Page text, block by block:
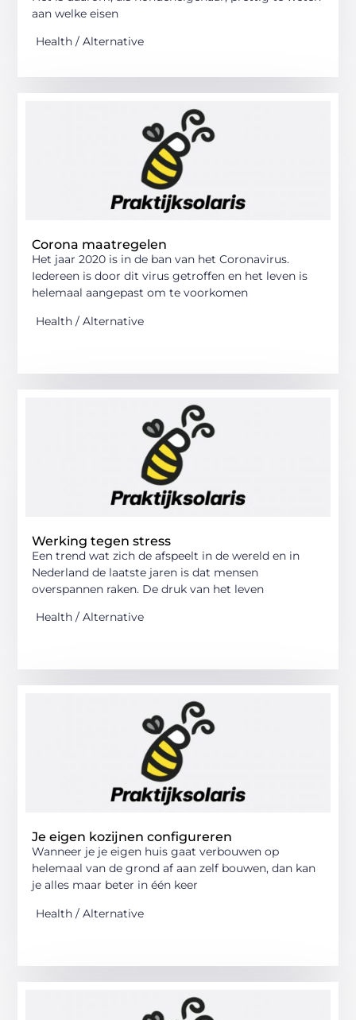
aan welke eisen
Health / Alternative
Corona maatregelen
Het jaar 2020 is in de ban van het Coronavirus.
Iedereen is door dit virus getroffen en het leven is
helemaal aangepast om te voorkomen
Health / Alternative
Werking tegen stress
Een trend wat zich de afspeelt in de wereld en in
Nederland de laatste jaren is dat mensen
overspannen raken. De druk van het leven
Health / Alternative
Je eigen kozijnen configureren
Wanneer je je eigen huis gaat verbouwen op
helemaal van de grond af aan zelf bouwen, dan kan
je alles maar beter in één keer
Health / Alternative